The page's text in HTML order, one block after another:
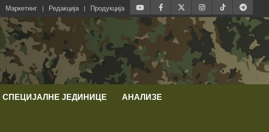
Маркетинг Редакција Продукција
СПЕЦИЈАЛНЕ ЈЕДИНИЦЕ АНАЛИЗЕ